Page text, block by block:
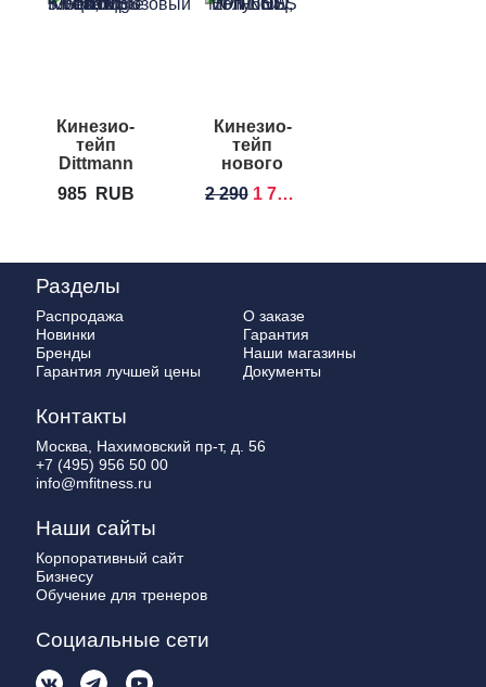
Кинезио-
тейп
Dittmann
Kinesiologie
985 RUB
Кинезио-
тейп
нового
SISSEL
2 290 1 790
Разделы
Распродажа
Новинки
Бренды
Гарантия лучшей цены
О заказе
Гарантия
Наши магазины
Документы
Контакты
Москва, Нахимовский пр-т, д. 56
+7 (495) 956 50 00
info@mfitness.ru
Наши сайты
Корпоративный сайт
Бизнесу
Обучение для тренеров
Социальные сети